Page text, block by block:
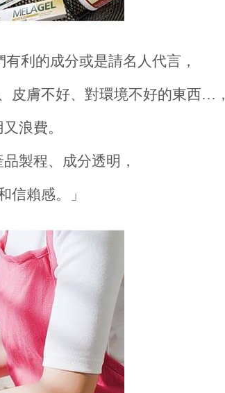
利的成分或是請名人代言，
皮膚不好、對環境不好的東西…，
浪費。
製程、成分透明，
信賴感。」